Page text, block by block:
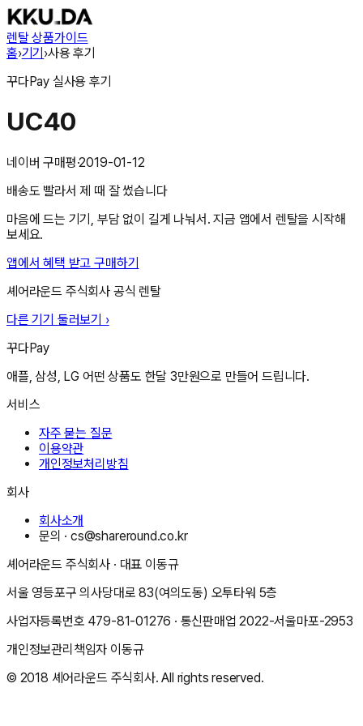
렌탈 상품가이드
홈›기기›사용 후기
꾸다Pay 실사용 후기
UC40
네이버 구매평·2019-01-12
배송도 빨라서 제 때 잘 썼습니다
마음에 드는 기기, 부담 없이 길게 나눠서. 지금 앱에서 렌탈을 시작해
보세요.
앱에서 혜택 받고 구매하기
셰어라운드 주식회사 공식 렌탈
다른 기기 둘러보기 ›
꾸다Pay
애플, 삼성, LG 어떤 상품도 한달 3만원으로 만들어 드립니다.
서비스
자주 묻는 질문
이용약관
개인정보처리방침
회사
회사소개
문의 ·cs@shareround.co.kr
셰어라운드 주식회사 · 대표 이동규
서울 영등포구 의사당대로 83(여의도동) 오투타워 5층
사업자등록번호 479-81-01276 · 통신판매업2022-서울마포-2953
개인정보관리책임자 이동규
© 2018 셰어라운드 주식회사. All rights reserved.